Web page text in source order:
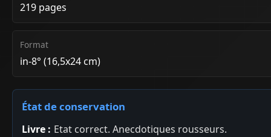
219 pages
Format
in-8° (16,5x24 cm)
État de conservation
Livre : Etat correct. Anecdotiques rousseurs.